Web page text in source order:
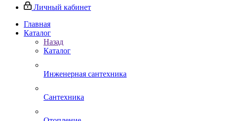
Личный кабинет
Главная
Каталог
Назад
Каталог
Инженерная сантехника
Сантехника